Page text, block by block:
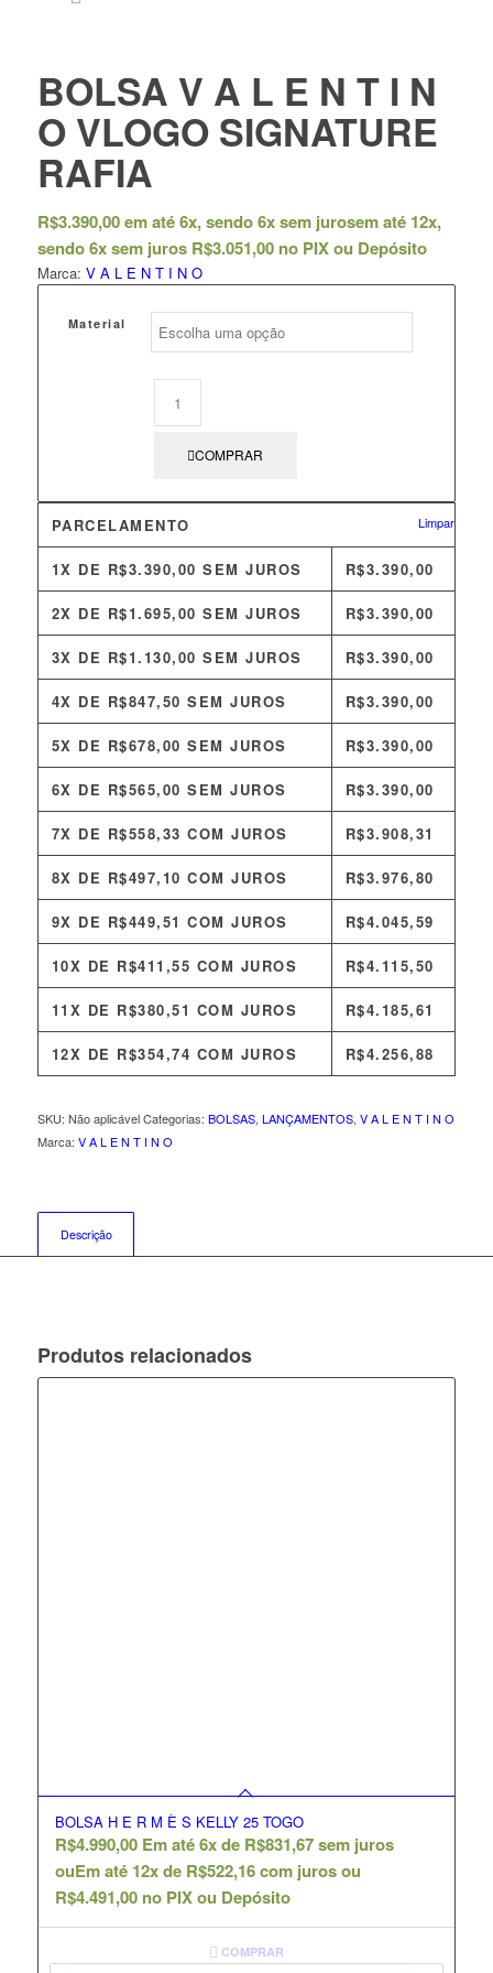
BOLSA V A L E N T I N
O VLOGO SIGNATURE
RAFIA
R$3.390,00 em até 6x, sendo 6x sem jurosem até 12x,
sendo 6x sem juros R$3.051,00 no PIX ou Depósito
Marca: V A L E N T I N O
Material
Limpar
COMPRAR
PARCELAMENTO
1X DE R$3.390,00 SEM JUROS R$3.390,00
2X DE R$1.695,00 SEM JUROS R$3.390,00
3X DE R$1.130,00 SEM JUROS R$3.390,00
4X DE R$847,50 SEM JUROS R$3.390,00
5X DE R$678,00 SEM JUROS R$3.390,00
6X DE R$565,00 SEM JUROS R$3.390,00
7X DE R$558,33 COM JUROS R$3.908,31
8X DE R$497,10 COM JUROS R$3.976,80
9X DE R$449,51 COM JUROS R$4.045,59
10X DE R$411,55 COM JUROS R$4.115,50
11X DE R$380,51 COM JUROS R$4.185,61
12X DE R$354,74 COM JUROS R$4.256,88
SKU: Não aplicável Categorias: BOLSAS, LANÇAMENTOS, V A L E N T I N O
Marca: V A L E N T I N O
Descrição
Produtos relacionados
BOLSA H E R M È S KELLY 25 TOGO
R$4.990,00 Em até 6x de R$831,67sem juros
ouEm até 12x de R$522,16com juros ou
R$4.491,00 no PIX ou Depósito
COMPRAR